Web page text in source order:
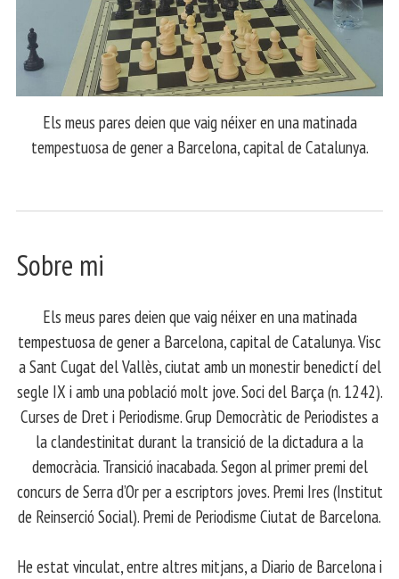
Els meus pares deien que vaig néixer en una matinada
tempestuosa de gener a Barcelona, capital de Catalunya.
Sobre mi
Els meus pares deien que vaig néixer en una matinada
tempestuosa de gener a Barcelona, capital de Catalunya. Visc
a Sant Cugat del Vallès, ciutat amb un monestir benedictí del
segle IX i amb una població molt jove. Soci del Barça (n. 1242).
Curses de Dret i Periodisme. Grup Democràtic de Periodistes a
la clandestinitat durant la transició de la dictadura a la
democràcia. Transició inacabada. Segon al primer premi del
concurs de Serra d’Or per a escriptors joves. Premi Ires (Institut
de Reinserció Social). Premi de Periodisme Ciutat de Barcelona.
​ He estat vinculat, entre altres mitjans, a Diario de Barcelona i